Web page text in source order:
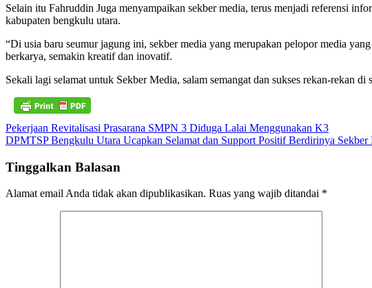
Selain itu Fahruddin Juga menyampaikan sekber media, terus menjadi referensi
kabupaten bengkulu utara.
“Di usia baru seumur jagung ini, sekber media yang merupakan pelopor media
berkarya, semakin kreatif dan inovatif.
Sekali lagi selamat untuk Sekber Media, salam semangat dan sukses rekan-rekan
Navigasi
pos
Pekerjaan Revitalisasi Prasarana SMPN 3 Diduga Lalai Menggunakan K3
DPMTSP Bengkulu Utara Ucapkan Selamat dan Support Positif Berdirinya Sekber
Tinggalkan Balasan
Alamat email Anda tidak akan dipublikasikan. Ruas yang wajib ditandai *